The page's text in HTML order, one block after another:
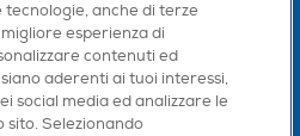
tecnologie, anche di terze
esperienza di
contenuti ed
aderenti ai tuoi interessi,
social media ed analizzare le
sito. Selezionando